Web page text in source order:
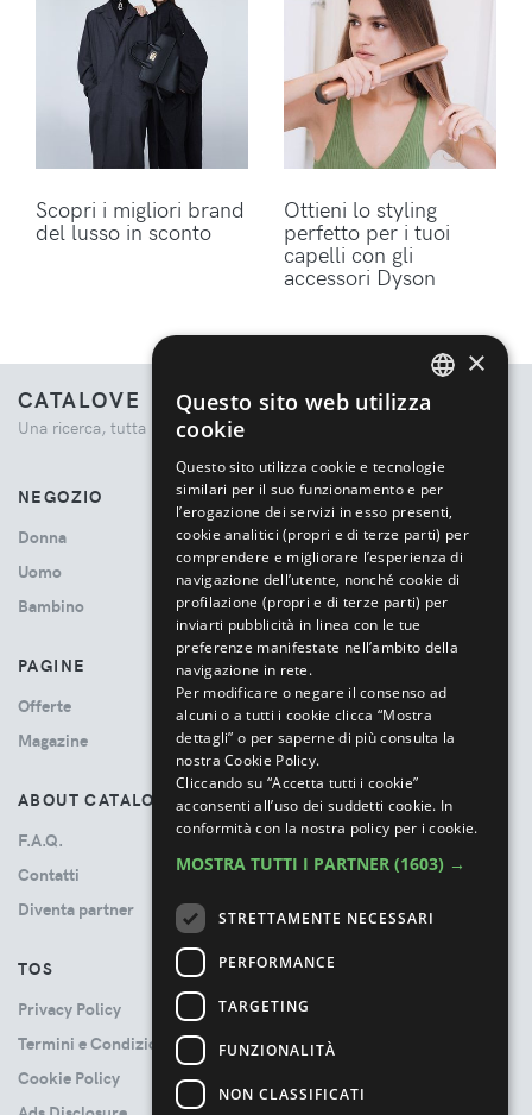
Scopri i migliori brand
del lusso in sconto
Ottieni lo styling
perfetto per i tuoi
capelli con gli
accessori Dyson
CATALOVE
Una ricerca, tutta la moda.
NEGOZIO
Donna
Uomo
Bambino
PAGINE
Offerte
Magazine
ABOUT CATALOVE
F.A.Q.
Contatti
Diventa partner
TOS
Privacy Policy
Termini e Condizioni
Cookie Policy
×
Questo sito web utilizza
cookie
Questo sito utilizza cookie e tecnologie
similari per il suo funzionamento e per
l’erogazione dei servizi in esso presenti,
cookie analitici (propri e di terze parti) per
comprendere e migliorare l’esperienza di
navigazione dell’utente, nonché cookie di
profilazione (propri e di terze parti) per
inviarti pubblicità in linea con le tue
preferenze manifestate nell’ambito della
navigazione in rete.
Per modificare o negare il consenso ad
alcuni o a tutti i cookie clicca “Mostra
dettagli” o per saperne di più consulta la
nostra Cookie Policy.
Cliccando su “Accetta tutti i cookie”
acconsenti all’uso dei suddetti cookie. In
conformità con la nostra policy per i cookie.
MOSTRA TUTTI I PARTNER (1603) →
STRETTAMENTE NECESSARI
PERFORMANCE
TARGETING
FUNZIONALITÀ
NON CLASSIFICATI